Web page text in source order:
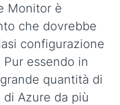
Monitor è
che dovrebbe
configurazione
essendo in
quantità di
Azure da più